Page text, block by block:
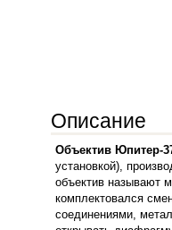
Описание
Объектив Юпитер-
установкой),
объектив называют
комплектовался
соединениями,